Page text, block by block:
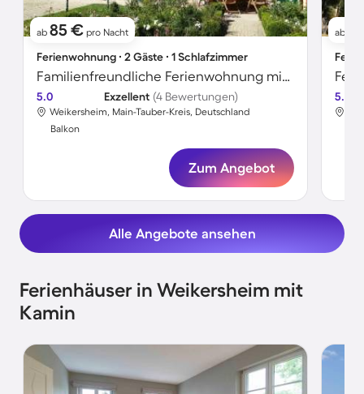
ab 85 € pro Nacht
Ferienwohnung ∙ 2 Gäste ∙ 1 Schlafzimmer
Familienfreundliche Ferienwohnung mit Terrasse, Grill und Garten
5.0 Exzellent (4 Bewertungen)
Weikersheim, Main-Tauber-Kreis, Deutschland
Balkon
Zum Angebot
ab
5.0
Alle Angebote ansehen
Ferienhäuser in Weikersheim mit
Kamin